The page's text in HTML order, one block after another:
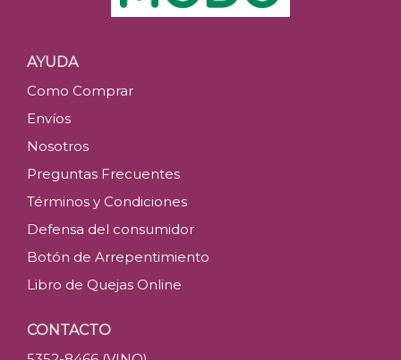
AYUDA
Como Comprar
Envíos
Nosotros
Preguntas Frecuentes
Términos y Condiciones
Defensa del consumidor
Botón de Arrepentimiento
Libro de Quejas Online
CONTACTO